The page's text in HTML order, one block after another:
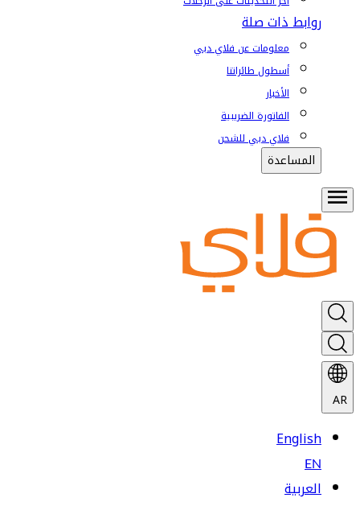
روابط ذات صلة
معلومات عن فلاي دبي
أسطول طائراتنا
الأخبار
الفاتورة الضريبية
فلاي دبي للشحن
المساعدة
AR
English
EN
العربية